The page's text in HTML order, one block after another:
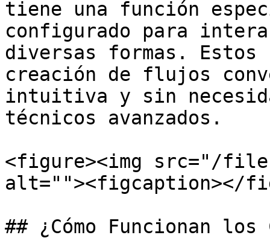
tiene una función
configurado para
diversas formas.
creación de flujos
intuitiva y sin
técnicos avanzados.
<figure><img src="/
alt=""><figcaption></
## ¿Cómo Funcionan los